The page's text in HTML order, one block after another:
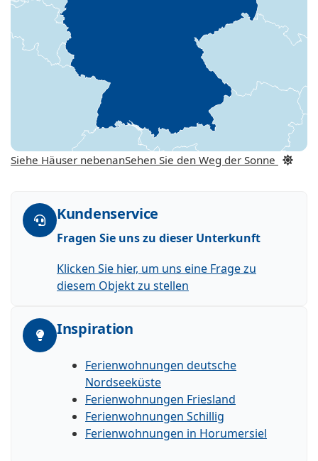
Siehe Häuser nebenanSehen Sie den Weg der Sonne
Kundenservice
Fragen Sie uns zu dieser Unterkunft
Klicken Sie hier, um uns eine Frage zu
diesem Objekt zu stellen
Inspiration
Ferienwohnungen deutsche
Nordseeküste
Ferienwohnungen Friesland
Ferienwohnungen Schillig
Ferienwohnungen in Horumersiel